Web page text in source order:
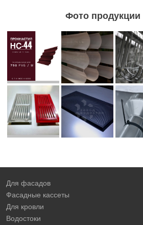
Фото продукции
Для фасадов
Фасадные кассеты
Для кровли
Водостоки